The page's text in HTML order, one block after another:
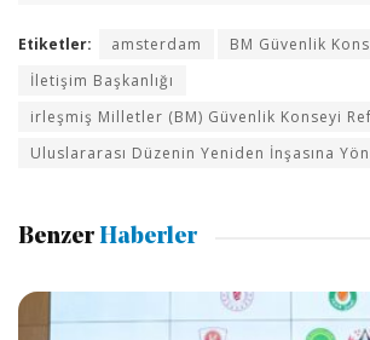
Etiketler: amsterdam
BM Güvenlik
İletişim Başkanlığı
irleşmiş Milletler (BM) Güvenlik Konseyi
Uluslararası Düzenin Yeniden İnşasına
Benzer Haberler